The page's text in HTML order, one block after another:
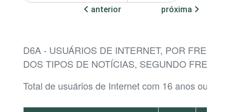
anterior
próxima
D6A - USUÁRIOS DE INTERNET, POR
DOS TIPOS DE NOTÍCIAS, SEGUNDO
Total de usuários de Internet com 16 anos ou mais